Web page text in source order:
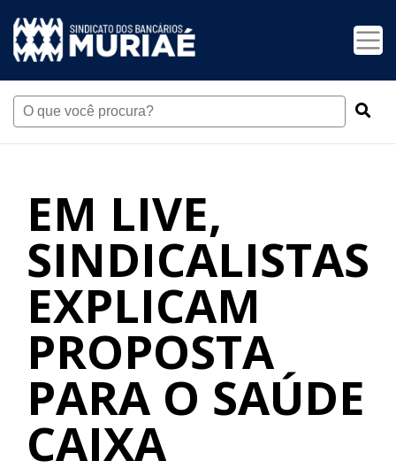
EM LIVE,
SINDICALISTAS
EXPLICAM
PROPOSTA
PARA O SAÚDE
CAIXA